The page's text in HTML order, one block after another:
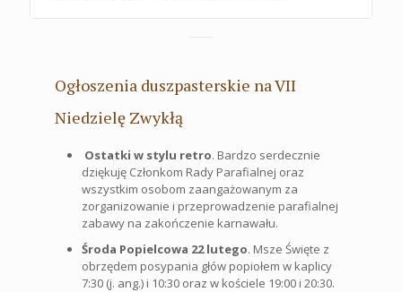
Ogłoszenia duszpasterskie na VII
Niedzielę Zwykłą
Ostatki w stylu retro. Bardzo serdecznie
dziękuję Członkom Rady Parafialnej oraz
wszystkim osobom zaangażowanym za
zorganizowanie i przeprowadzenie parafialnej
zabawy na zakończenie karnawału.
Środa Popielcowa 22 lutego. Msze Święte z
obrzędem posypania głów popiołem w kaplicy
7:30 (j. ang.) i 10:30 oraz w kościele 19:00 i 20:30.